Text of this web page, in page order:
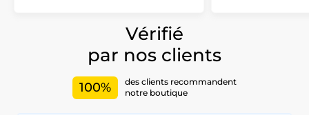
Vérifié
par nos clients
100%
des clients recommandent
notre boutique